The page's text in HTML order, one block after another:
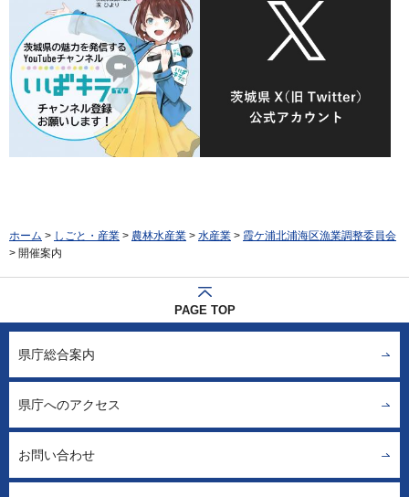
ホーム > しごと・産業 > 農林水産業 > 水産業 > 霞ケ浦北浦海区漁業調整委員会
> 開催案内
PAGE TOP
県庁総合案内
県庁へのアクセス
お問い合わせ